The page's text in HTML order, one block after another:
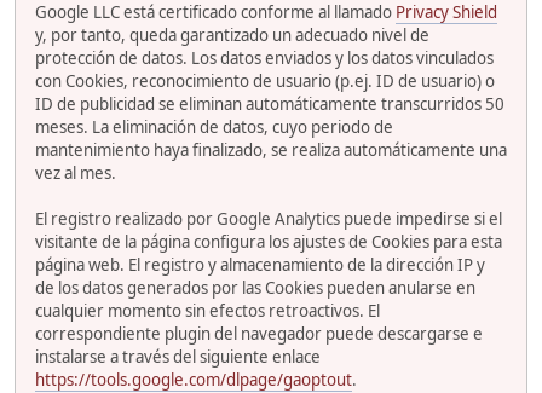
Google LLC está certificado conforme al llamado Privacy Shield
y, por tanto, queda garantizado un adecuado nivel de
protección de datos. Los datos enviados y los datos vinculados
con Cookies, reconocimiento de usuario (p.ej. ID de usuario) o
ID de publicidad se eliminan automáticamente transcurridos 50
meses. La eliminación de datos, cuyo periodo de
mantenimiento haya finalizado, se realiza automáticamente una
vez al mes.
El registro realizado por Google Analytics puede impedirse si el
visitante de la página configura los ajustes de Cookies para esta
página web. El registro y almacenamiento de la dirección IP y
de los datos generados por las Cookies pueden anularse en
cualquier momento sin efectos retroactivos. El
correspondiente plugin del navegador puede descargarse e
instalarse a través del siguiente enlace
https://tools.google.com/dlpage/gaoptout.